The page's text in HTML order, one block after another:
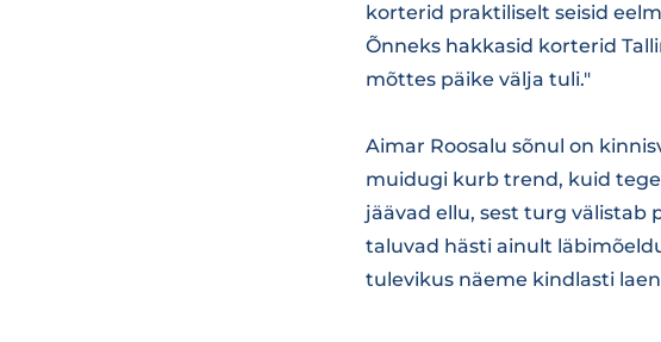
korterid praktiliselt seisid
Õnneks hakkasid korterid
mõttes päike välja tuli."
Aimar Roosalu sõnul on
muidugi kurb trend, kuid
jäävad ellu, sest turg välistab
taluvad hästi ainult
tulevikus näeme kindlasti